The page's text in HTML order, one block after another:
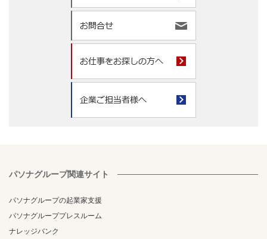
パソナグループ関連サイト
パソナグループの起業家支援
パソナグループプレスルーム
ナレッジバンク